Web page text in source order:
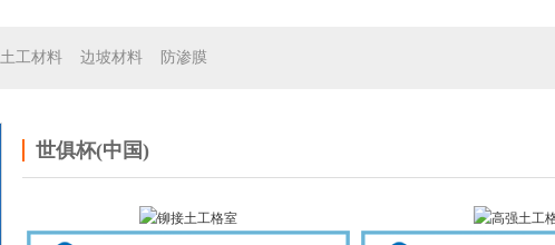
土工材料 边坡材料 防渗膜
世俱杯(中国)